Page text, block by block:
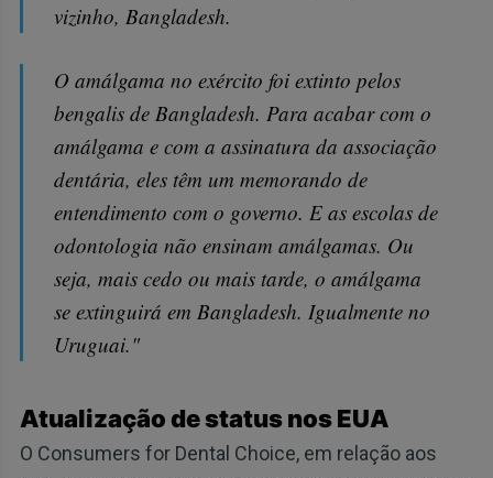
vizinho, Bangladesh.
O amálgama no exército foi extinto pelos
bengalis de Bangladesh. Para acabar com o
amálgama e com a assinatura da associação
dentária, eles têm um memorando de
entendimento com o governo. E as escolas de
odontologia não ensinam amálgamas. Ou
seja, mais cedo ou mais tarde, o amálgama
se extinguirá em Bangladesh. Igualmente no
Uruguai."
Atualização de status nos EUA
O Consumers for Dental Choice, em relação aos